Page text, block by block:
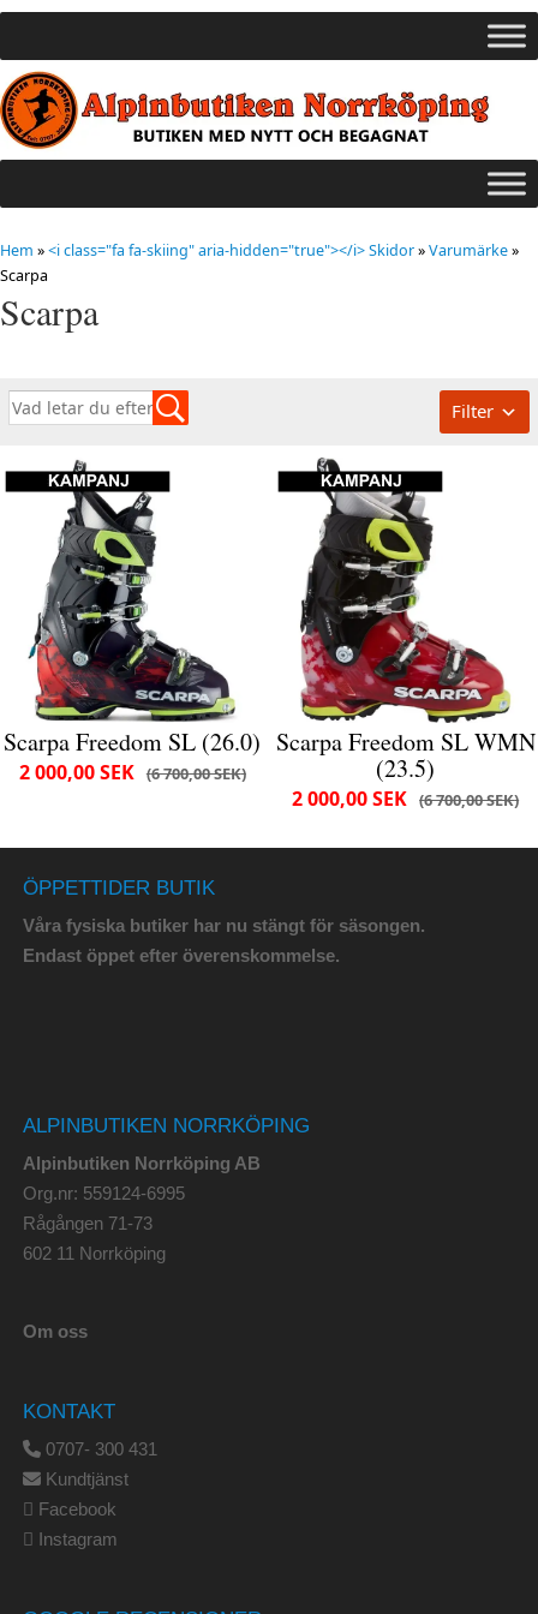
Hem »<i class="fa fa-skiing" aria-hidden="true"></i> Skidor»Varumärke»
Scarpa
Scarpa
Filter
Scarpa Freedom SL (26.0)
6 700,00 SEK
2 000,00 SEK
Scarpa Freedom SL WMN
(23.5)
6 700,00 SEK
2 000,00 SEK
ÖPPETTIDER BUTIK
Våra fysiska butiker har nu stängt för säsongen.
Endast öppet efter överenskommelse.
ALPINBUTIKEN NORRKÖPING
Alpinbutiken Norrköping AB
Org.nr: 559124-6995
Rågången 71-73
602 11 Norrköping
Om oss
KONTAKT
0707- 300 431
Kundtjänst
Facebook
Instagram